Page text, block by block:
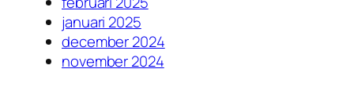
januari 2025
december 2024
november 2024